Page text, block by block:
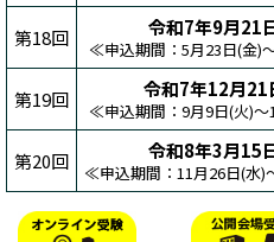
第18回 令和7年9月21
≪申込期間：5月23日(金)
第19回 令和7年12月21
≪申込期間：9月9日(火)
第20回 令和8年3月15
≪申込期間：11月26日(水)